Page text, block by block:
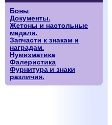
Боны
Документы.
Жетоны и настольные
медали.
Запчасти к знакам и
наградам.
Нумизматика
Фалеристика
Фурнитура и знаки
различия.